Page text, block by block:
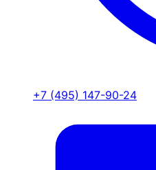
+7 (495) 147-90-24